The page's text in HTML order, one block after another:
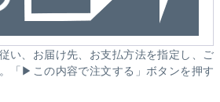
い、お届け先、お支払方法を指定し、ご
「▶この内容で注文する」ボタンを押す